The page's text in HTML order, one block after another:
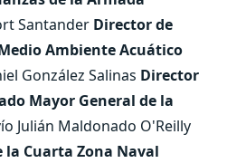
Santander Director de
Ambiente Acuático
González Salinas Director
Mayor General de la
Julián Maldonado O'Reilly
la Cuarta Zona Naval